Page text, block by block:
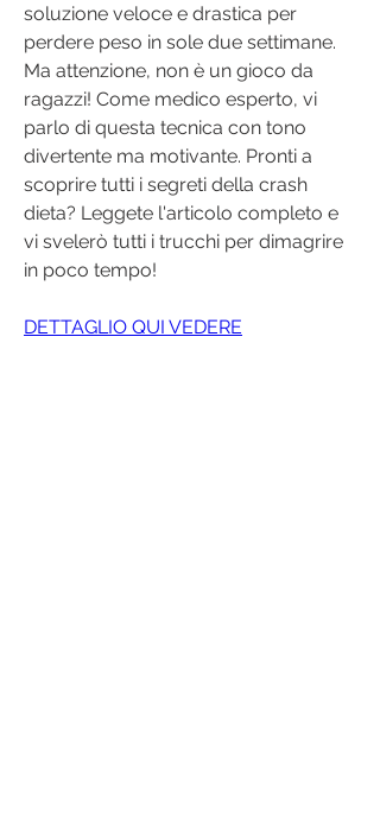
soluzione veloce e drastica per
perdere peso in sole due settimane.
Ma attenzione, non è un gioco da
ragazzi! Come medico esperto, vi
parlo di questa tecnica con tono
divertente ma motivante. Pronti a
scoprire tutti i segreti della crash
dieta? Leggete l'articolo completo e
vi svelerò tutti i trucchi per dimagrire
in poco tempo!
DETTAGLIO QUI VEDERE